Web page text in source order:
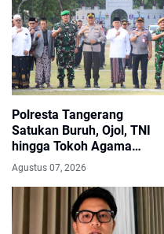
Polresta Tangerang
Satukan Buruh, Ojol, TNI
hingga Tokoh Agama
dalam Sabuk Kamtibmas
Agustus 07, 2026